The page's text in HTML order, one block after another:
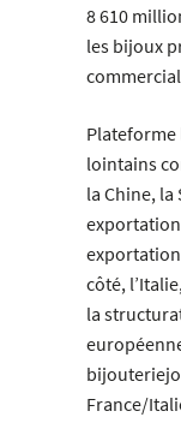
8 610
les bijoux
lointains
la Chine, la
côté,
la
France/